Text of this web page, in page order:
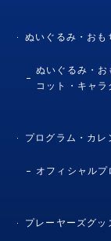
ぬいぐるみ・おも
ぬいぐるみ・お
コット・キャラ
プログラム・カレ
オフィシャルプ
プレーヤーズグッ